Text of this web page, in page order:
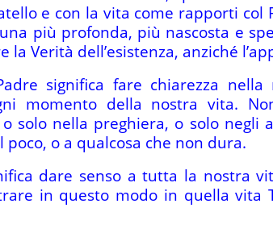
e con la vita come rapporti col
più profonda, più nascosta e
Verità dell’esistenza, anziché
significa fare chiarezza nella
momento della nostra vita.
solo nella preghiera, o solo negli
o a qualcosa che non dura.
dare senso a tutta la nostra
in questo modo in quella